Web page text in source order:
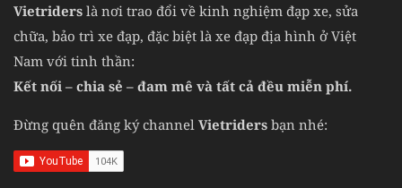
Vietriders là nơi trao đổi về kinh nghiệm đạp xe, sửa
chữa, bảo trì xe đạp, đặc biệt là xe đạp địa hình ở Việt
Nam với tinh thần:
Kết nối – chia sẻ – đam mê và tất cả đều miễn phí.
Đừng quên đăng ký channel Vietriders bạn nhé: